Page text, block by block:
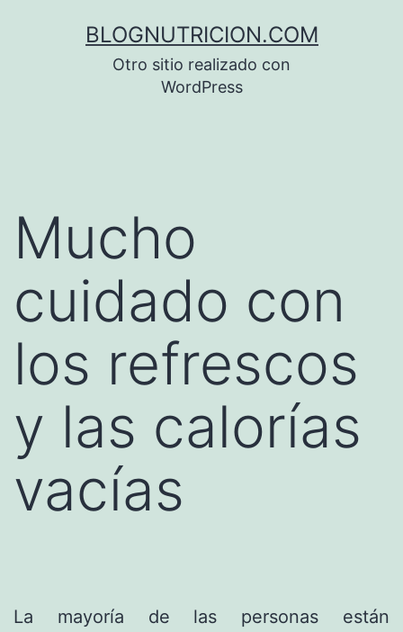
BLOGNUTRICION.COM
Otro sitio realizado con
WordPress
Mucho
cuidado con
los refrescos
y las calorías
vacías
La mayoría de las personas están